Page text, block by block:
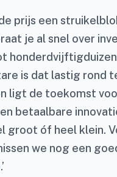
prijs een
je al snel over
is dat lastig rond
ligt de toekomst
betaalbare
groot óf heel klein.
we nog een